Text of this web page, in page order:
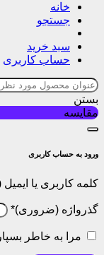
خانه
جستجو
سبد خرید
حساب کاربری
بستن
مقایسه
ورود به حساب کاربری
کلمه کاربری یا ایمیل
گذرواژه *
مرا به خاطر بسپار